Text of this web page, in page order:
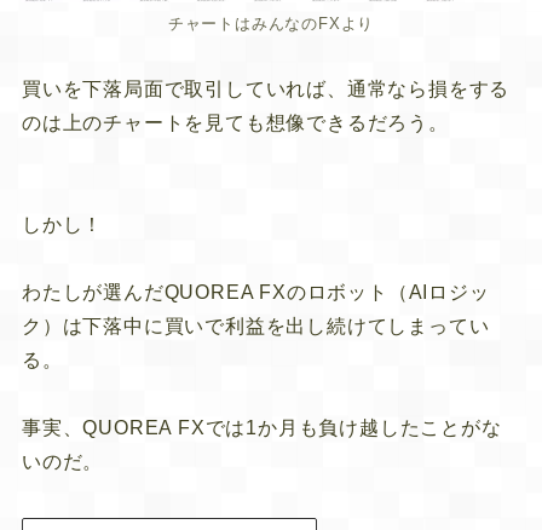
チャートはみんなのFXより
買いを下落局面で取引していれば、通常なら損をする
のは上のチャートを見ても想像できるだろう。
しかし！
わたしが選んだQUOREA FXのロボット（AIロジッ
ク）は下落中に買いで利益を出し続けてしまってい
る。
事実、QUOREA FXでは1か月も負け越したことがな
いのだ。